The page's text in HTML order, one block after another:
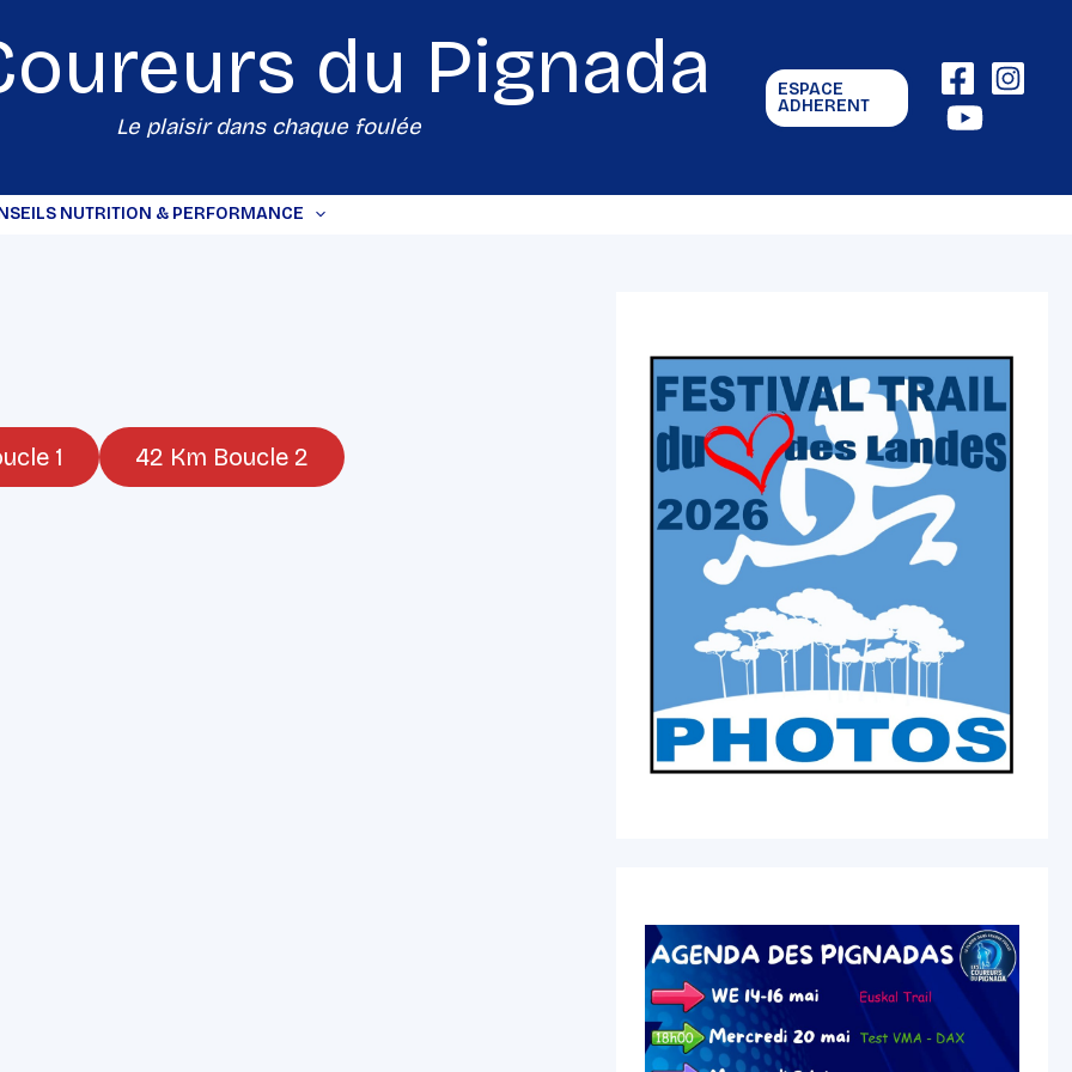
du Pignada
Le plaisir dans chaque foulée
ESPACE
ADHERENT
NUTRITION & PERFORMANCE
1 42 Km Boucle 2